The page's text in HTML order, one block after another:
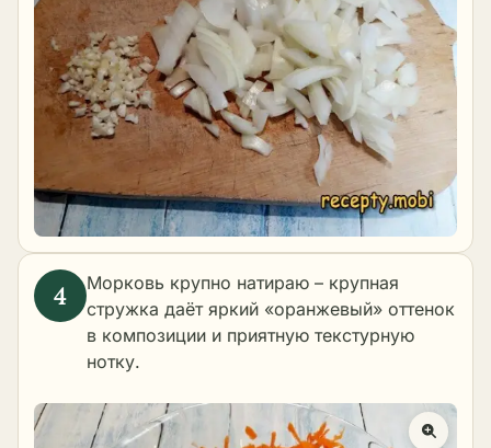
Морковь крупно натираю – крупная
стружка даёт яркий «оранжевый» оттенок
в композиции и приятную текстурную
нотку.